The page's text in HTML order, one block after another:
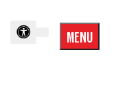
MENU
Menu